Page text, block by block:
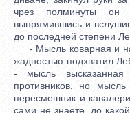
чрез полминуты он
выпрямившись и
до последней степени
- Мысль коварная и
жадностью подхватил
- мысль
противников, но
пересмешник и
сами не знаете, до